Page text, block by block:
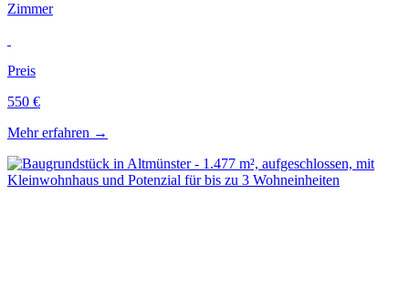
Zimmer
Preis
550 €
Mehr erfahren →